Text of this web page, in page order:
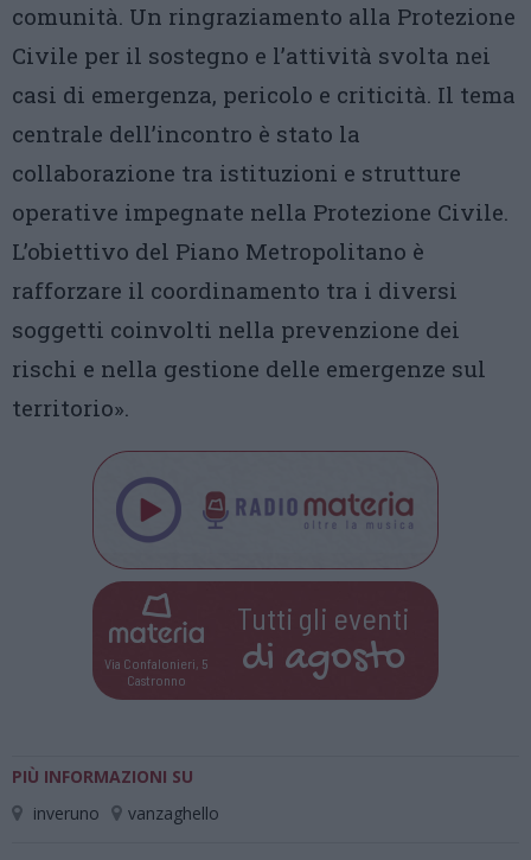
comunità. Un ringraziamento alla Protezione
Civile per il sostegno e l’attività svolta nei
casi di emergenza, pericolo e criticità. Il tema
centrale dell’incontro è stato la
collaborazione tra istituzioni e strutture
operative impegnate nella Protezione Civile.
L’obiettivo del Piano Metropolitano è
rafforzare il coordinamento tra i diversi
soggetti coinvolti nella prevenzione dei
rischi e nella gestione delle emergenze sul
territorio».
Via Confalonieri, 5
Castronno
Tutti gli eventi
di agosto
PIÙ INFORMAZIONI SU
inveruno
vanzaghello